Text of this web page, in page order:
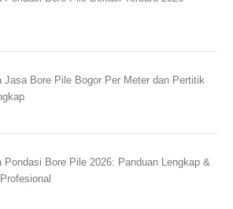
Jasa Bore Pile Bogor Per Meter dan Pertitik
Pondasi Bore Pile 2026: Panduan Lengkap &